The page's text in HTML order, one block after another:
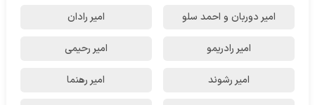
امیر دوربان و احمد سلو امیر رادان
امیر رادریمو امیر رحیمی
امیر رشوند امیر رهنما